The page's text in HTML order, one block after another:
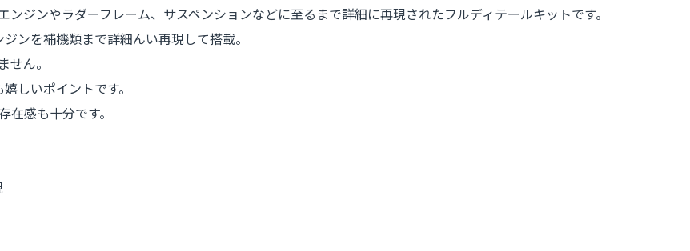
ジンやラダーフレーム、サスペンションなどに至るまで詳細に再現されたフルディテールキットです。
ンを補機類まで詳細んい再現して搭載。
ん。
しいポイントです。
感も十分です。